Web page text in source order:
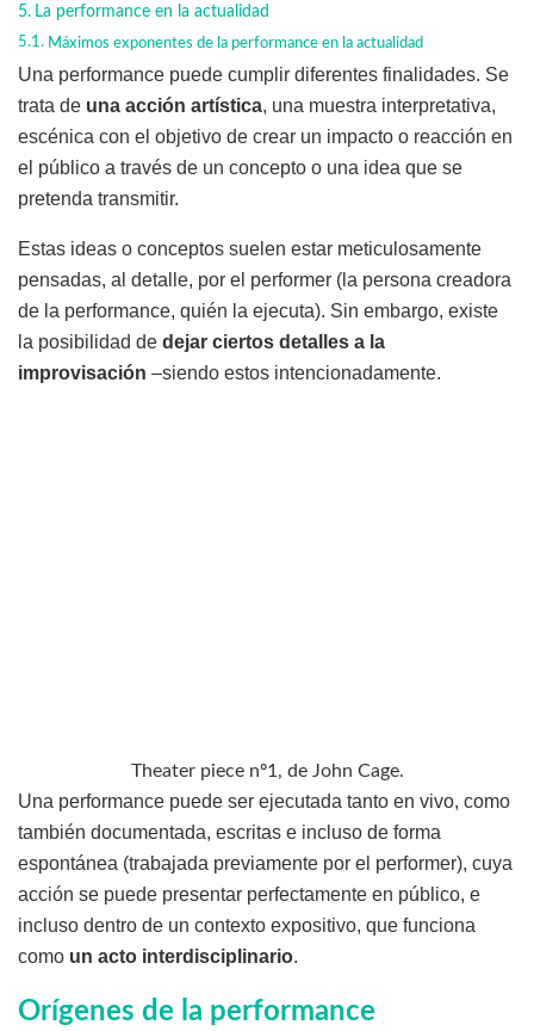
La performance en la actualidad
Máximos exponentes de la performance en la actualidad
Una performance puede cumplir diferentes finalidades. Se
trata de una acción artística, una muestra interpretativa,
escénica con el objetivo de crear un impacto o reacción en
el público a través de un concepto o una idea que se
pretenda transmitir.
Estas ideas o conceptos suelen estar meticulosamente
pensadas, al detalle, por el performer (la persona creadora
de la performance, quién la ejecuta). Sin embargo, existe
la posibilidad de dejar ciertos detalles a la
improvisación –siendo estos intencionadamente.
Theater piece nº1, de John Cage.
Una performance puede ser ejecutada tanto en vivo, como
también documentada, escritas e incluso de forma
espontánea (trabajada previamente por el performer), cuya
acción se puede presentar perfectamente en público, e
incluso dentro de un contexto expositivo, que funciona
como un acto interdisciplinario.
Orígenes de la performance